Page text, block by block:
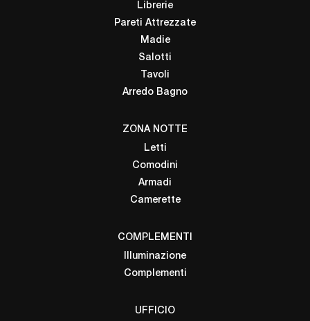
Librerie
Pareti Attrezzate
Madie
Salotti
Tavoli
Arredo Bagno
ZONA NOTTE
Letti
Comodini
Armadi
Camerette
COMPLEMENTI
Illuminazione
Complementi
UFFICIO